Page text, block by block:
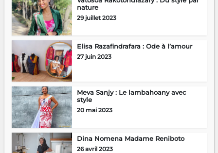
nature
29 juillet 2023
Elisa Razafindrafara : Ode à l’amour
27 juin 2023
Meva Sanjy : Le lambahoany avec
style
20 mai 2023
Dina Nomena Madame Reniboto
26 avril 2023